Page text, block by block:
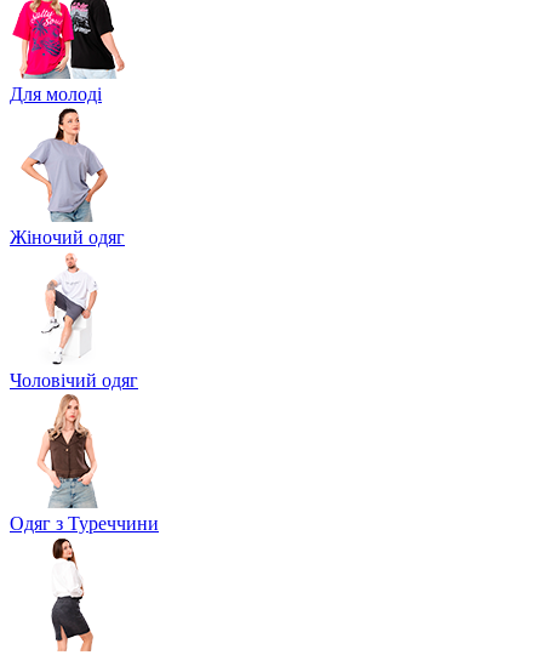
Для молоді
Жіночий одяг
Чоловічий одяг
Одяг з Туреччини